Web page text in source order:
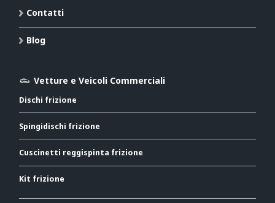
Contatti
Blog
Vetture e Veicoli Commerciali
Dischi frizione
Spingidischi frizione
Cuscinetti reggispinta frizione
Kit frizione